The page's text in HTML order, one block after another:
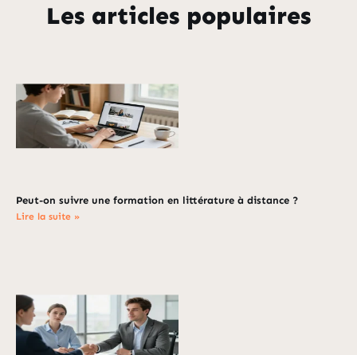
Les articles populaires
Peut-on suivre une formation en littérature à distance ?
Lire la suite »